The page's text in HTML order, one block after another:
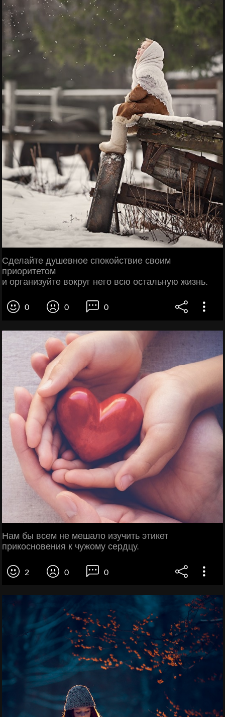
Сделайте душевное спокойствие своим
приоритетом
и организуйте вокруг него всю остальную жизнь.
0 0 0
Нам бы всем не мешало изучить этикет
прикосновения к чужому сердцу.
2 0 0